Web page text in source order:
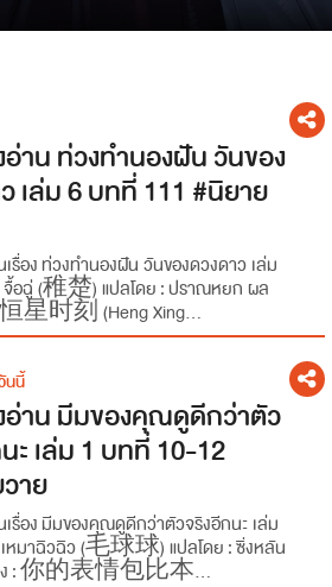
าน ท่วงทำนองฝัน วันของ
เล่ม 6 บทที่ 111 #นิยาย
รื่อง ท่วงทำนองฝัน วันของดวงดาว เล่ม
จื้อฉู่ (稚楚) แปลโดย : ปราณหยก ผล
恒星时刻 (Heng Xing...
นนี้
าน มีมของคุณดูดีกว่าตัว
ะ เล่ม 1 บทที่ 10-12
าย
รื่อง มีมของคุณดูดีกว่าตัวจริงอีกนะ เล่ม
เหมาฉิวฉิว (毛球球) แปลโดย : ซิ่งหลัน
อง : 你的表情包比本...